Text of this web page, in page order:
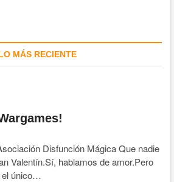
MÁS RECIENTE
Disfunción Mágica Que nadie
Valentín.Sí, hablamos de amor.Pero
el único…